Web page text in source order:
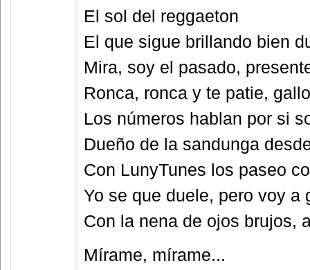
El sol del reggaeton
El que sigue brillando bien
Mira, soy el pasado,
Ronca, ronca y te patie,
Los números hablan por si
Dueño de la sandunga
Con LunyTunes los paseo
Yo se que duele, pero voy a
Con la nena de ojos brujos,
Mírame, mírame...